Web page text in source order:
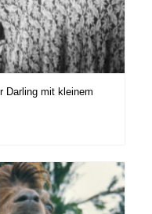
Darling mit kleinem